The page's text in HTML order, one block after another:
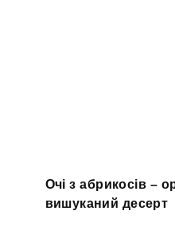
Очі з абрикосів –
вишуканий десерт